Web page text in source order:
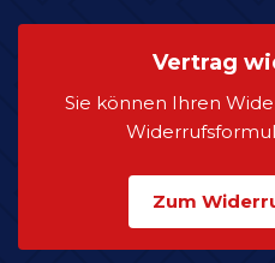
Vertrag
Sie können Ihren
Zum